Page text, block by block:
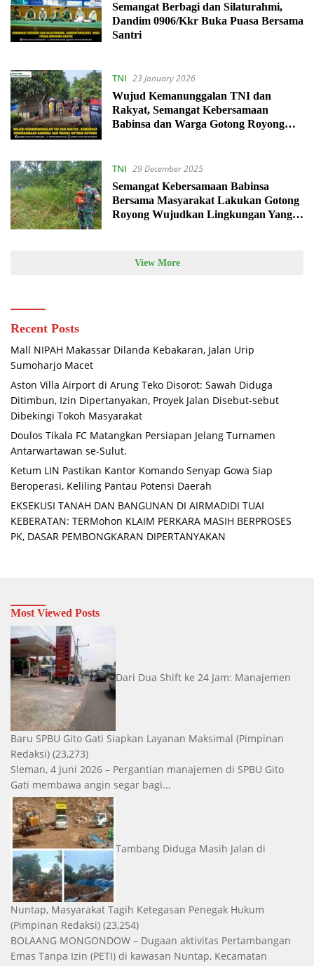
Semangat Berbagi dan Silaturahmi,
Dandim 0906/Kkr Buka Puasa Bersama
Santri
TNI 23 January 2026
Wujud Kemanunggalan TNI dan
Rakyat, Semangat Kebersamaan
Babinsa dan Warga Gotong Royong
TNI 29 December 2025
Semangat Kebersamaan Babinsa
Bersama Masyarakat Lakukan Gotong
Royong Wujudkan Lingkungan Yang
View More
Recent Posts
Mall NIPAH Makassar Dilanda Kebakaran, Jalan Urip
Sumoharjo Macet
Aston Villa Airport di Arung Teko Disorot: Sawah Diduga
Ditimbun, Izin Dipertanyakan, Proyek Jalan Disebut-sebut
Dibekingi Tokoh Masyarakat
Doulos Tikala FC Matangkan Persiapan Jelang Turnamen
Antarwartawan se-Sulut.
Ketum LIN Pastikan Kantor Komando Senyap Gowa Siap
Beroperasi, Keliling Pantau Potensi Daerah
EKSEKUSI TANAH DAN BANGUNAN DI AIRMADIDI TUAI
KEBERATAN: TERMohon KLAIM PERKARA MASIH BERPROSES
PK, DASAR PEMBONGKARAN DIPERTANYAKAN
Most Viewed Posts
Dari Dua Shift ke 24 Jam: Manajemen
Baru SPBU Gito Gati Siapkan Layanan Maksimal (Pimpinan
Redaksi) (23,273)
Sleman, 4 Juni 2026 – Pergantian manajemen di SPBU Gito
Gati membawa angin segar bagi...
Tambang Diduga Masih Jalan di
Nuntap, Masyarakat Tagih Ketegasan Penegak Hukum
(Pimpinan Redaksi) (23,254)
BOLAANG MONGONDOW – Dugaan aktivitas Pertambangan
Emas Tanpa Izin (PETI) di kawasan Nuntap, Kecamatan